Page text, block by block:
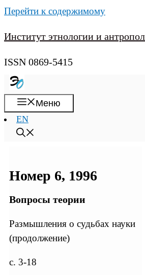
Перейти к содержимому
Институт этнологии и
ISSN 0869-5415
Меню
EN
Номер 6, 1996
Вопросы теории
Размышления о судьбах науки
(продолжение)
с. 3-18